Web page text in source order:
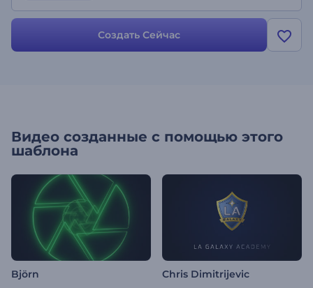
Создать Сейчас
Видео созданные с помощью этого
шаблона
Björn Chris Dimitrijevic